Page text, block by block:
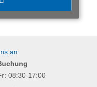
08:30-17:00